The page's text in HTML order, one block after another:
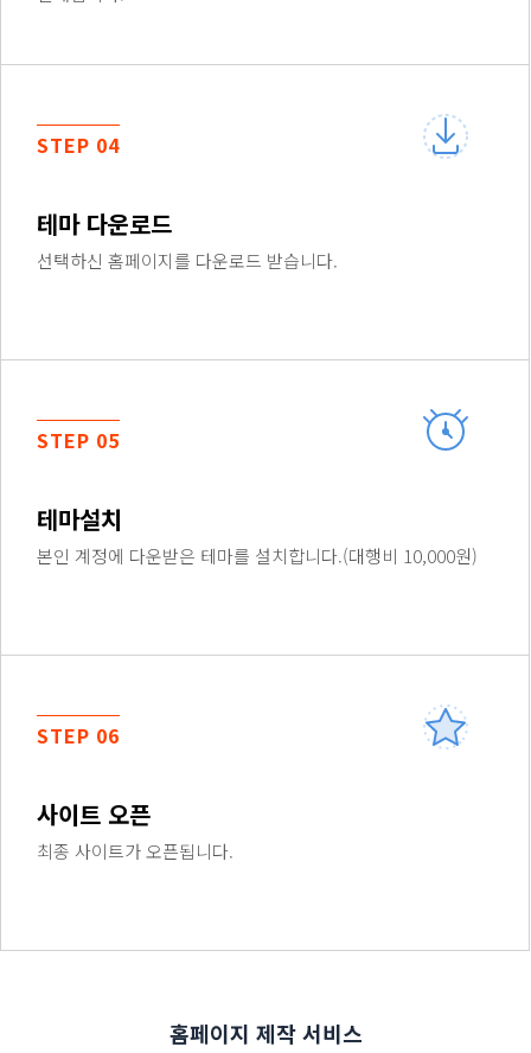
STEP 04
테마 다운로드
선택하신 홈페이지를 다운로드 받습니다.
STEP 05
테마설치
본인 계정에 다운받은 테마를 설치합니다.(대행비 10,000원)
STEP 06
사이트 오픈
최종 사이트가 오픈됩니다.
홈페이지 제작 서비스